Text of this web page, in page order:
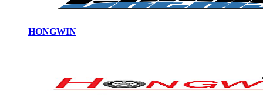
HONGWIN